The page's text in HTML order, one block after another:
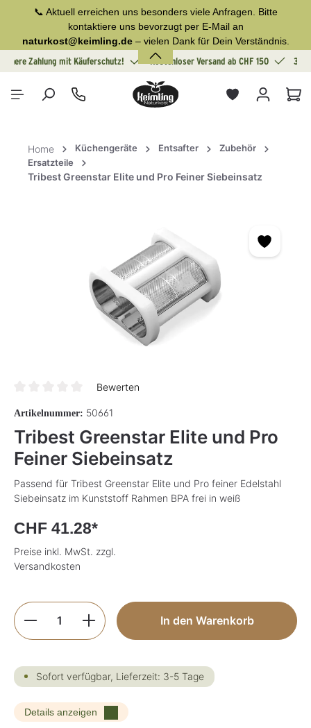
springen
📞 Aktuell erreichen uns besonders viele Anfragen. Bitte
kontaktiere uns bevorzugt per E-Mail an
naturkost@keimling.de– vielen Dank für Dein Verständnis.
Sichere Zahlung mit Käuferschutz!
Kostenloser Versand ab CHF 150 30
Home Küchengeräte Entsafter
Zubehör
Ersatzteile
Tribest Greenstar Elite und Pro Feiner Siebeinsatz
Bewerten
Artikelnummer: 50661
Tribest Greenstar Elite und Pro
Feiner Siebeinsatz
Passend für Tribest Greenstar Elite und Pro feiner Edelstahl
Siebeinsatz im Kunststoff Rahmen BPA frei in weiß
CHF 41.28*
Preise inkl. MwSt. zzgl.
Versandkosten
Produkt Anzahl: Gib den gewünschten
In den Warenkorb
Sofort verfügbar, Lieferzeit: 3-5 Tage
Details anzeigen